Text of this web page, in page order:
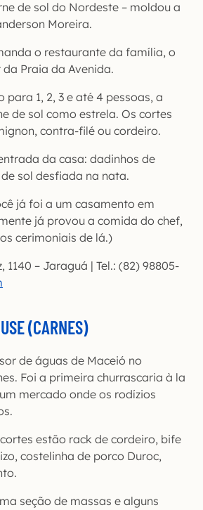
de sol do Nordeste – moldou a
Moreira.
o restaurante da família, o
Praia da Avenida.
para 1, 2, 3 e até 4 pessoas, a
de sol como estrela. Os cortes
contra-filé ou cordeiro.
da casa: dadinhos de
sol desfiada na nata.
já foi a um casamento em
já provou a comida do chef,
cerimoniais de lá.)
1140 – Jaraguá | Tel.: (82) 98805-
(CARNES)
de águas de Maceió no
Foi a primeira churrascaria à la
mercado onde os rodízios
estão rack de cordeiro, bife
costelinha de porco Duroc,
seção de massas e alguns